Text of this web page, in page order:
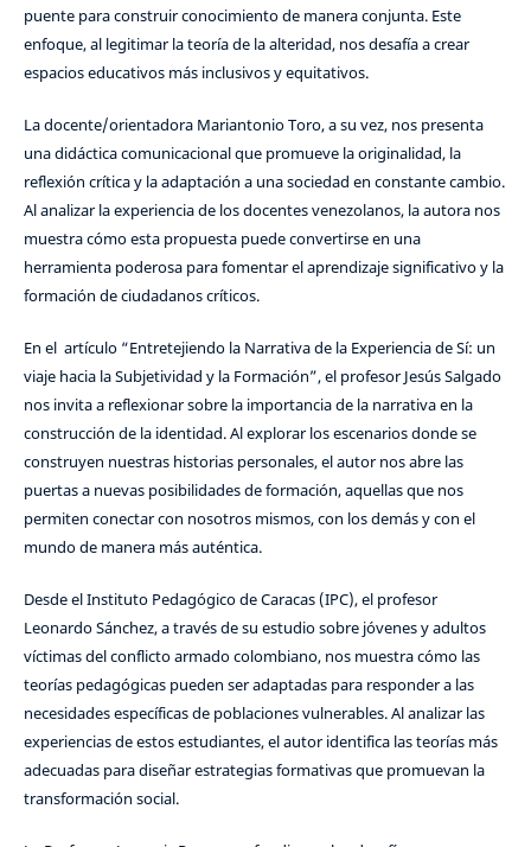
puente para construir conocimiento de manera conjunta. Este
enfoque, al legitimar la teoría de la alteridad, nos desafía a crear
espacios educativos más inclusivos y equitativos.
La docente/orientadora Mariantonio Toro, a su vez, nos presenta
una didáctica comunicacional que promueve la originalidad, la
reflexión crítica y la adaptación a una sociedad en constante cambio.
Al analizar la experiencia de los docentes venezolanos, la autora nos
muestra cómo esta propuesta puede convertirse en una
herramienta poderosa para fomentar el aprendizaje significativo y la
formación de ciudadanos críticos.
En el artículo “Entretejiendo la Narrativa de la Experiencia de Sí: un
viaje hacia la Subjetividad y la Formación”, el profesor Jesús Salgado
nos invita a reflexionar sobre la importancia de la narrativa en la
construcción de la identidad. Al explorar los escenarios donde se
construyen nuestras historias personales, el autor nos abre las
puertas a nuevas posibilidades de formación, aquellas que nos
permiten conectar con nosotros mismos, con los demás y con el
mundo de manera más auténtica.
Desde el Instituto Pedagógico de Caracas (IPC), el profesor
Leonardo Sánchez, a través de su estudio sobre jóvenes y adultos
víctimas del conflicto armado colombiano, nos muestra cómo las
teorías pedagógicas pueden ser adaptadas para responder a las
necesidades específicas de poblaciones vulnerables. Al analizar las
experiencias de estos estudiantes, el autor identifica las teorías más
adecuadas para diseñar estrategias formativas que promuevan la
transformación social.